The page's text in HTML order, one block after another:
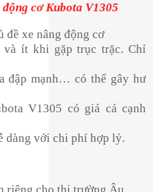
cơ Kubota V1305
đề xe nâng động cơ
và ít khi gặp trục trặc. Chỉ
đập mạnh… có thể gây hư
V1305 có giá cả cạnh
dàng với chi phí hợp lý.